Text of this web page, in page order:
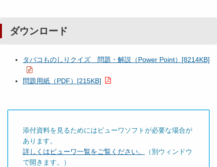
ダウンロード
タバコものしりクイズ 問題・解説（Power Point）[8214KB]
問題用紙（PDF）[215KB]
添付資料を見るためにはビューワソフトが必要な場合が
あります。
詳しくはビューワ一覧をご覧ください。
（別ウィンドウ
で開きます。）